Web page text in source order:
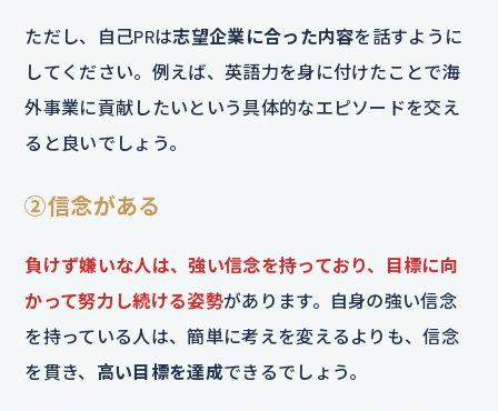
ただし、自己PRは志望企業に合った内容を話すように
してください。例えば、英語力を身に付けたことで海
外事業に貢献したいという具体的なエピソードを交え
ると良いでしょう。
②信念がある
負けず嫌いな人は、強い信念を持っており、目標に向
かって努力し続ける姿勢があります。自身の強い信念
を持っている人は、簡単に考えを変えるよりも、信念
を貫き、 高い目標を達成できるでしょう。